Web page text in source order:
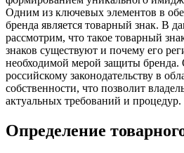
Одним из ключевых элементов в
бренда является товарный знак. В
рассмотрим, что такое товарный
знаков существуют и почему его
необходимой мерой защиты
российскому законодательству в
собственности, что позволит
актуальных требований и процедур.
Определение